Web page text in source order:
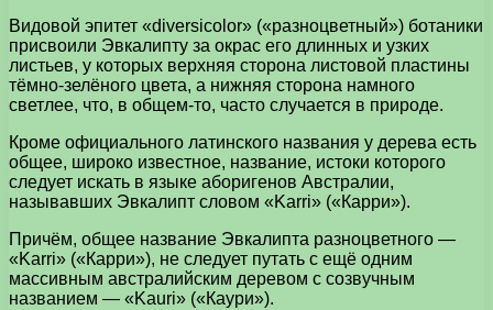
Видовой эпитет «diversicolor» («разноцветный») ботаники
присвоили Эвкалипту за окрас его длинных и узких
листьев, у которых верхняя сторона листовой пластины
тёмно-зелёного цвета, а нижняя сторона намного
светлее, что, в общем-то, часто случается в природе.
Кроме официального латинского названия у дерева есть
общее, широко известное, название, истоки которого
следует искать в языке аборигенов Австралии,
называвших Эвкалипт словом «Karri» («Карри»).
Причём, общее название Эвкалипта разноцветного —
«Karri» («Карри»), не следует путать с ещё одним
массивным австралийским деревом с созвучным
названием — «Kauri» («Каури»).